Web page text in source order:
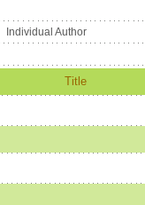
Individual Author
Title